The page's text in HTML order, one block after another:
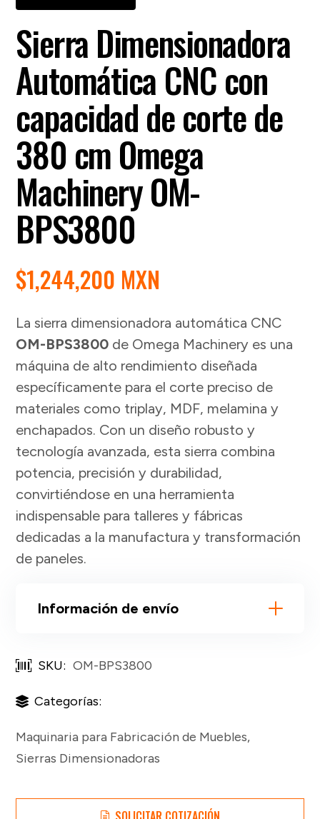
Sierra Dimensionadora
Automática CNC con
capacidad de corte de
380 cm Omega
Machinery OM-
BPS3800
$1,244,200 MXN
La sierra dimensionadora automática CNC
OM-BPS3800 de Omega Machinery es una
máquina de alto rendimiento diseñada
específicamente para el corte preciso de
materiales como triplay, MDF, melamina y
enchapados. Con un diseño robusto y
tecnología avanzada, esta sierra combina
potencia, precisión y durabilidad,
convirtiéndose en una herramienta
indispensable para talleres y fábricas
dedicadas a la manufactura y transformación
de paneles.
Información de envío
SKU: OM-BPS3800
Categorías:
Maquinaria para Fabricación de Muebles,
Sierras Dimensionadoras